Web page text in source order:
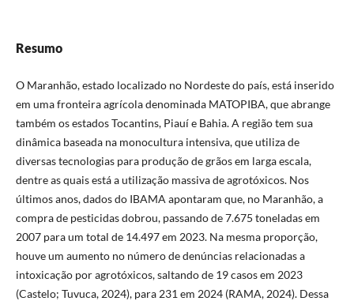
Resumo
O Maranhão, estado localizado no Nordeste do país, está inserido
em uma fronteira agrícola denominada MATOPIBA, que abrange
também os estados Tocantins, Piauí e Bahia. A região tem sua
dinâmica baseada na monocultura intensiva, que utiliza de
diversas tecnologias para produção de grãos em larga escala,
dentre as quais está a utilização massiva de agrotóxicos. Nos
últimos anos, dados do IBAMA apontaram que, no Maranhão, a
compra de pesticidas dobrou, passando de 7.675 toneladas em
2007 para um total de 14.497 em 2023. Na mesma proporção,
houve um aumento no número de denúncias relacionadas a
intoxicação por agrotóxicos, saltando de 19 casos em 2023
(Castelo; Tuvuca, 2024), para 231 em 2024 (RAMA, 2024). Dessa